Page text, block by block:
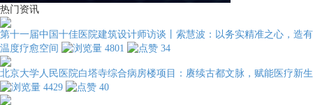
热门资讯
第十一届中国十佳医院建筑设计师访谈丨索慧波：以务实精准之心，造有
温度疗愈空间
4801 34
北京大学人民医院白塔寺综合病房楼项目：赓续古都文脉，赋能医疗新生
4429
40